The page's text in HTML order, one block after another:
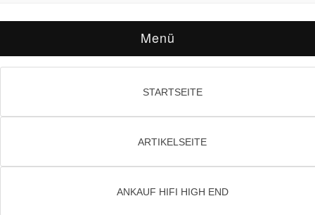
Menü
STARTSEITE
ARTIKELSEITE
ANKAUF HIFI HIGH END